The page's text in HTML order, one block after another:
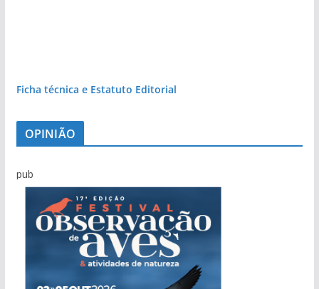
Ficha técnica e Estatuto Editorial
OPINIÃO
pub